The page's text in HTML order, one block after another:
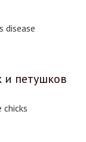
disease
и петушков